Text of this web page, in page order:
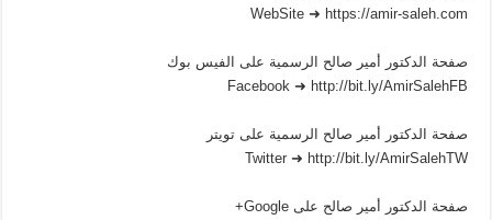
WebSite ➜ https://amir-saleh.com
صفحة الدكتور أمير صالح الرسمية على الفيس بوك
Facebook ➜ http://bit.ly/AmirSalehFB
صفحة الدكتور أمير صالح الرسمية على تويتر
Twitter ➜ http://bit.ly/AmirSalehTW
صفحة الدكتور أمير صالح على Google+